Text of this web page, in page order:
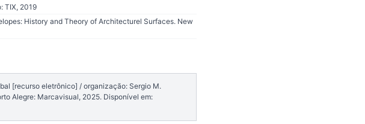
TIX, 2019
History and Theory of Architecturel Surfaces. New
[recurso eletrônico] / organização: Sergio M.
Alegre: Marcavisual, 2025. Disponível em: